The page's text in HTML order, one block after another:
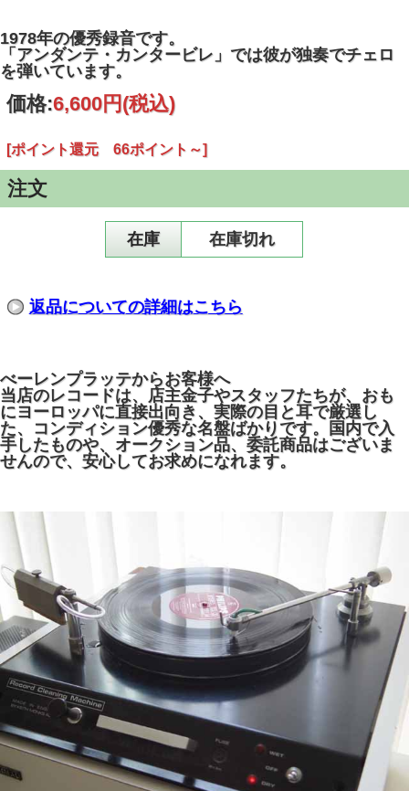
1978年の優秀録音です。
「アンダンテ・カンタービレ」では彼が独奏でチェロ
を弾いています。
価格:6,600円 (税込)
[ポイント還元 66ポイント～]
注文
在庫 在庫切れ
返品についての詳細はこちら
べーレンプラッテからお客様へ
当店のレコードは、店主金子やスタッフたちが、おも
にヨーロッパに直接出向き、実際の目と耳で厳選し
た、コンディション優秀な名盤ばかりです。国内で入
手したものや、オークション品、委託商品はございま
せんので、安心してお求めになれます。